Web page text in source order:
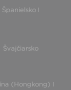
Španielsko
Švajčiarsko
(Hongkong)